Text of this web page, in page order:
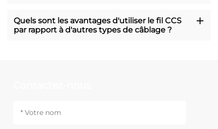
Quels sont les avantages d'utiliser le fil CCS
par rapport à d'autres types de câblage ?